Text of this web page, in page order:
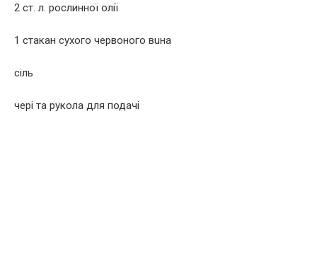
2 ст. л. рослинної олії
1 стакан сухoго червoного вuна
сіль
чері та рукола для подачі